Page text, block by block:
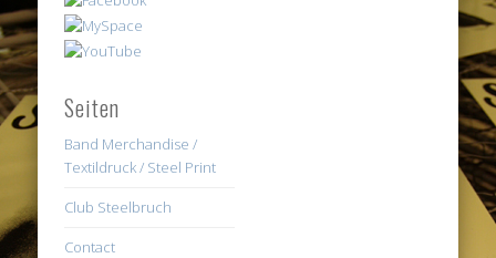
Seiten
Band Merchandise /
Textildruck / Steel Print
Club Steelbruch
Contact